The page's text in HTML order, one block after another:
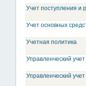
Учет поступления и
Учет основных
Учетная политика
Управленческий
Управленческий